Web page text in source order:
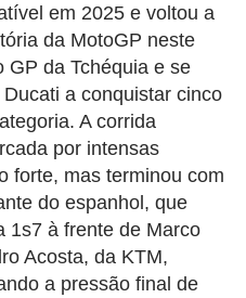
em 2025 e voltou a
da MotoGP neste
GP da Tchéquia e se
a conquistar cinco
A corrida
por intensas
forte, mas terminou com
do espanhol, que
1s7 à frente de Marco
Acosta, da KTM,
a pressão final de